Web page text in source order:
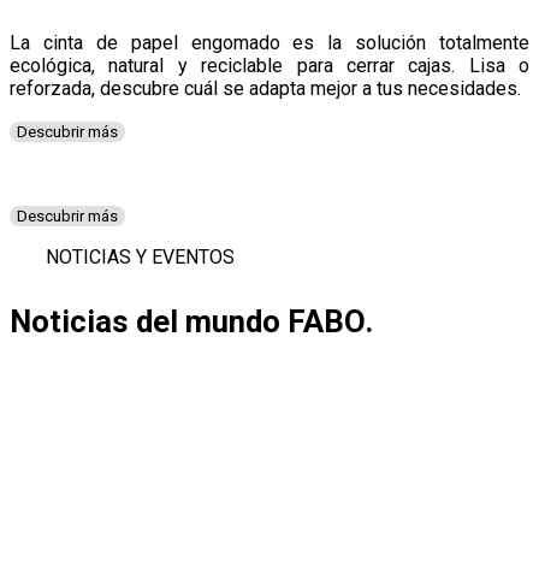
La cinta de papel engomado es la solución totalmente
ecológica, natural y reciclable para cerrar cajas. Lisa o
reforzada, descubre cuál se adapta mejor a tus necesidades.
Descubrir más
Descubrir más
NOTICIAS Y EVENTOS
Noticias del mundo FABO.